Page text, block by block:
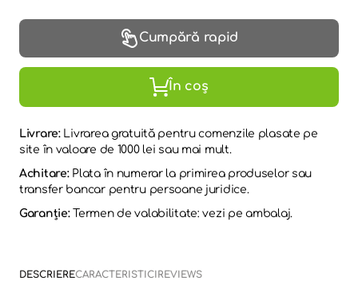
Cumpără rapid
În coș
Livrare: Livrarea gratuită pentru comenzile plasate pe
site în valoare de 1000 lei sau mai mult.
Achitare: Plata în numerar la primirea produselor sau
transfer bancar pentru persoane juridice.
Garanție:Termen de valabilitate: vezi pe ambalaj.
DESCRIERECARACTERISTICIREVIEWS